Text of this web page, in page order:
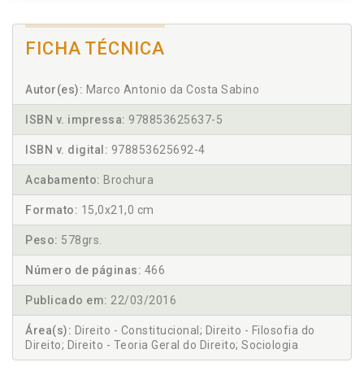
FICHA TÉCNICA
Autor(es): Marco Antonio da Costa Sabino
ISBN v. impressa: 978853625637-5
ISBN v. digital: 978853625692-4
Acabamento: Brochura
Formato: 15,0x21,0 cm
Peso: 578grs.
Número de páginas: 466
Publicado em: 22/03/2016
Área(s): Direito - Constitucional; Direito - Filosofia do
Direito; Direito - Teoria Geral do Direito; Sociologia